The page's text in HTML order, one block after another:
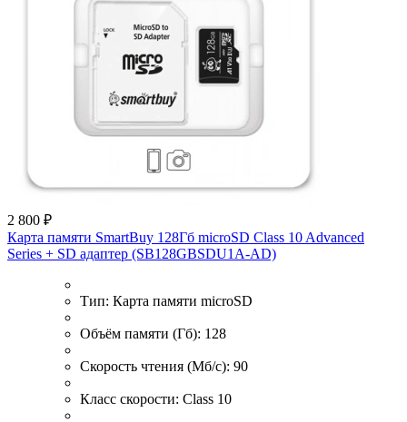
2 800 ₽
Карта памяти SmartBuy 128Гб microSD Class 10 Advanced
Series + SD адаптер (SB128GBSDU1A-AD)
Тип: Карта памяти microSD
Объём памяти (Гб): 128
Скорость чтения (Мб/с): 90
Класс скорости: Class 10